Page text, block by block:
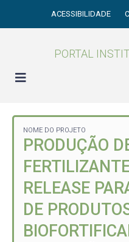
ACESSIBILIDADE
PORTAL
NOME DO PROJETO
PRODUÇÃO
RELEASE
DE